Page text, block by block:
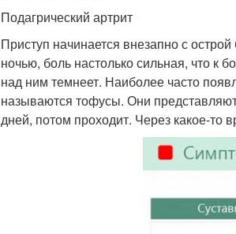
Подагрический артрит
Приступ начинается внезапно с
ночью, боль настолько сильная, что к
над ним темнеет. Наиболее часто
называются тофусы. Они
дней, потом проходит. Через какое-то